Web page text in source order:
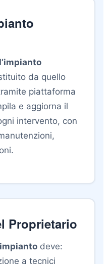
da quello
piattaforma
e aggiorna il
intervento, con
Proprietario
deve:
a tecnici